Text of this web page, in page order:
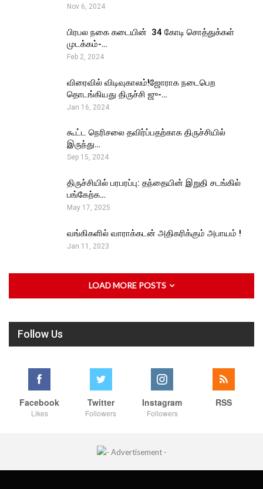
Nov 6, 2024
பிரபல நகை கடையின் ₹ 34 கோடி சொத்துக்கள்
முடக்கம்-…
Feb 2, 2024
விரைவில் விடிவுகாலம்!ஜோராக நடைபெற
தொடங்கியது திருச்சி ஜு-…
Jan 16, 2024
கூட்ட நெரிசலை தவிர்ப்பதற்காக திருச்சியில்
இருந்து…
Sep 15, 2024
திருச்சியில் பரபரப்பு: தந்தையின் இறுதி சடங்கில்
பங்கேற்க…
May 17, 2025
வங்கிகளில் வாராக்கடன் அதிகரிக்கும் அபாயம் !
Jan 11, 2023
LOAD MORE POSTS
Follow Us
Facebook
Likes
Twitter
Followers
Instagram
Followers
RSS